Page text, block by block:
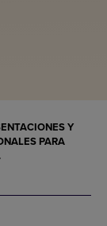
Y
PARA